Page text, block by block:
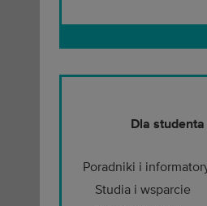
Dla studenta
Poradniki i
Studia i wsparcie